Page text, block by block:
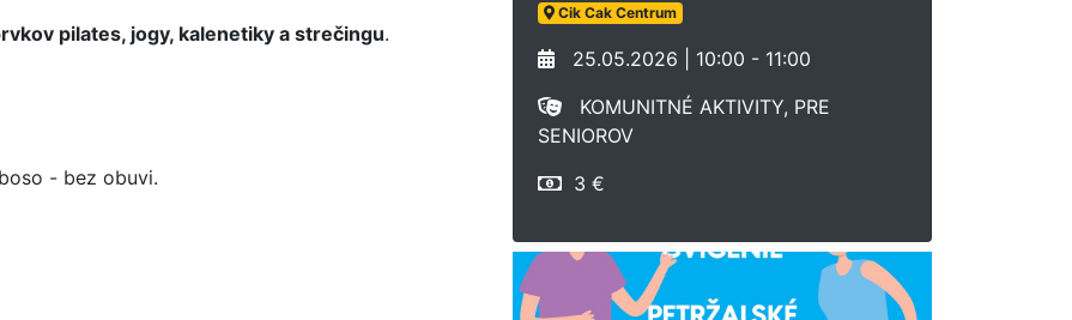
pilates, jogy, kalenetiky a strečingu.
- bez obuvi.
Cik Cak Centrum
25.05.2026 | 10:00 - 11:00
KOMUNITNÉ AKTIVITY, PRE
SENIOROV
3 €